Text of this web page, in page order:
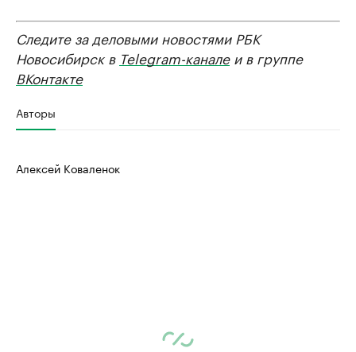
Следите за деловыми новостями РБК
Новосибирск в Telegram-каналеи в группе
ВКонтакте
Авторы
Алексей Коваленок